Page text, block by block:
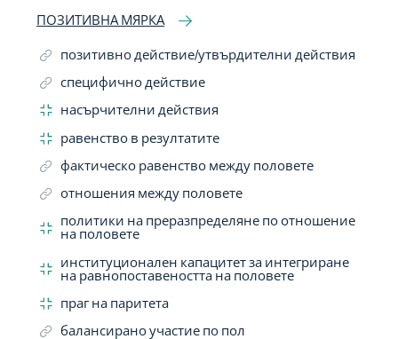
ПОЗИТИВНА МЯРКА
позитивно действие/утвърдителни действия
специфично действие
насърчителни действия
равенство в резултатите
фактическо равенство между половете
отношения между половете
политики на преразпределяне по отношение
на половете
институционален капацитет за интегриране
на равнопоставеността на половете
праг на паритета
балансирано участие по пол